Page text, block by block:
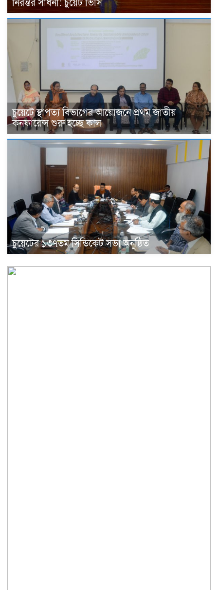
নিরন্তর সাধনা: চুয়েট ভিসি
চুয়েটে স্থাপত্য বিভাগের আয়োজনে প্রথম জাতীয়
কনফারেন্স শুরু হচ্ছে কাল
চুয়েটের ১৩৭তম সিন্ডিকেট সভা অনুষ্ঠিত